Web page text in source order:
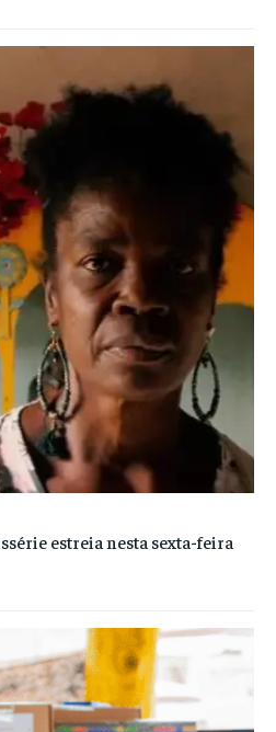
estreia nesta sexta-feira